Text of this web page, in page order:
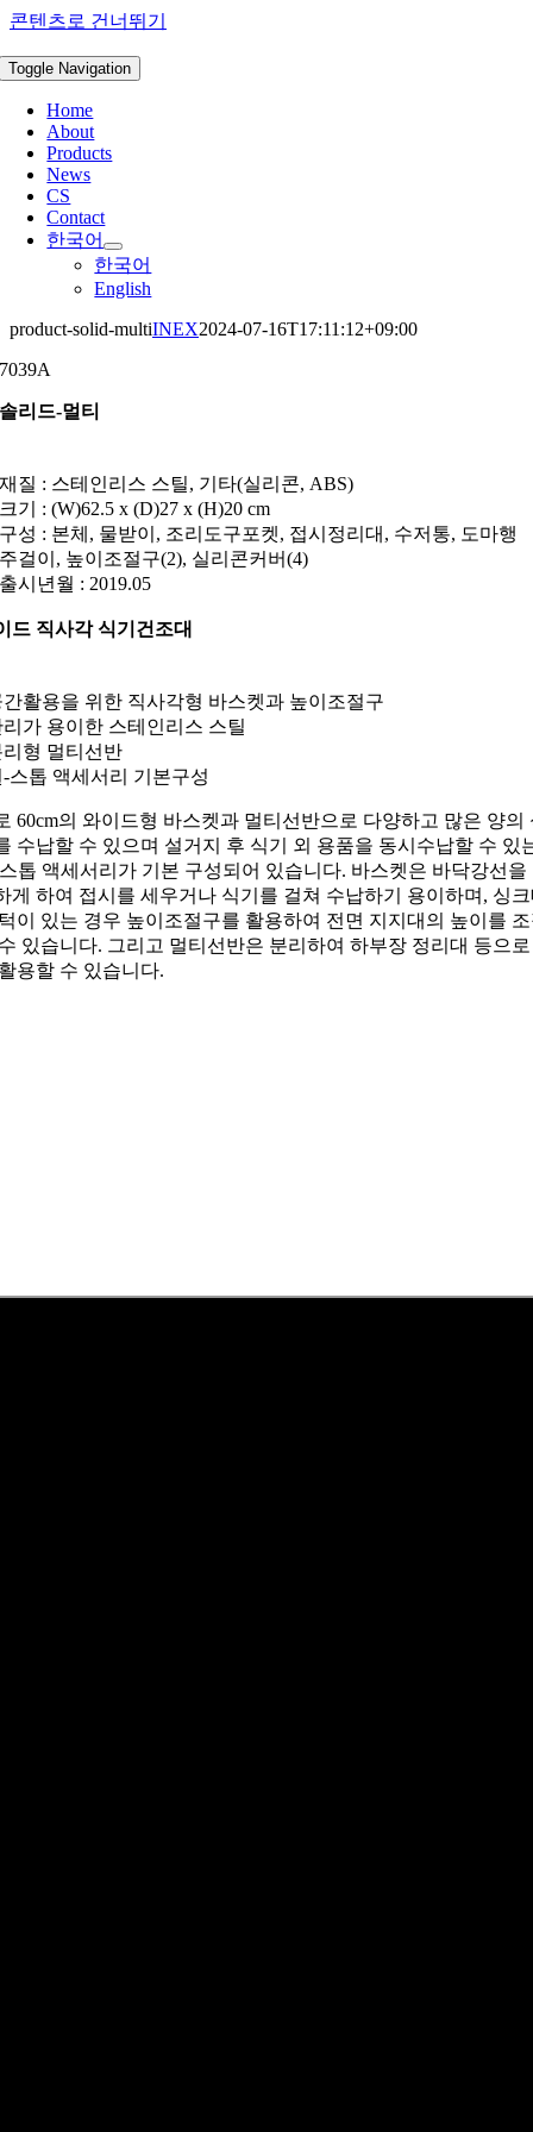
콘텐츠로 건너뛰기
Toggle Navigation
Home
About
Products
News
CS
Contact
한국어
한국어
English
product-solid-multiINEX2024-07-16T17:11:12+09:00
7039A
솔리드-멀티
재질 : 스테인리스 스틸, 기타(실리콘, ABS)
크기 : (W)62.5 x (D)27 x (H)20 cm
구성 : 본체, 물받이, 조리도구포켓, 접시정리대, 수저통, 도마행
주걸이, 높이조절구(2), 실리콘커버(4)
출시년월 : 2019.05
드 직사각 식기건조대
간활용을 위한 직사각형 바스켓과 높이조절구
리가 용이한 스테인리스 스틸
리형 멀티선반
-스톱 액세서리 기본구성
60cm의 와이드형 바스켓과 멀티선반으로 다양하고 많은 양의
수납할 수 있으며 설거지 후 식기 외 용품을 동시수납할 수 있
톱 액세서리가 기본 구성되어 있습니다. 바스켓은 바닥강선을
게 하여 접시를 세우거나 식기를 걸쳐 수납하기 용이하며, 싱
이 있는 경우 높이조절구를 활용하여 전면 지지대의 높이를
있습니다. 그리고 멀티선반은 분리하여 하부장 정리대 등으
용할 수 있습니다.